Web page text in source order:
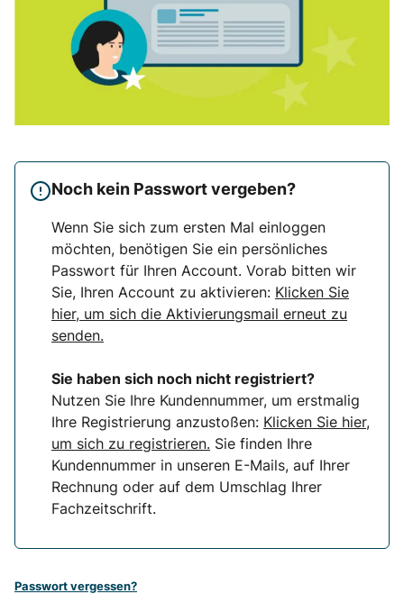
Noch kein Passwort vergeben?
Wenn Sie sich zum ersten Mal einloggen
möchten, benötigen Sie ein persönliches
Passwort für Ihren Account. Vorab bitten wir
Sie, Ihren Account zu aktivieren: Klicken Sie
hier, um sich die Aktivierungsmail erneut zu
senden.
Sie haben sich noch nicht registriert?
Nutzen Sie Ihre Kundennummer, um erstmalig
Ihre Registrierung anzustoßen: Klicken Sie hier,
um sich zu registrieren. Sie finden Ihre
Kundennummer in unseren E-Mails, auf Ihrer
Rechnung oder auf dem Umschlag Ihrer
Fachzeitschrift.
Passwort vergessen?